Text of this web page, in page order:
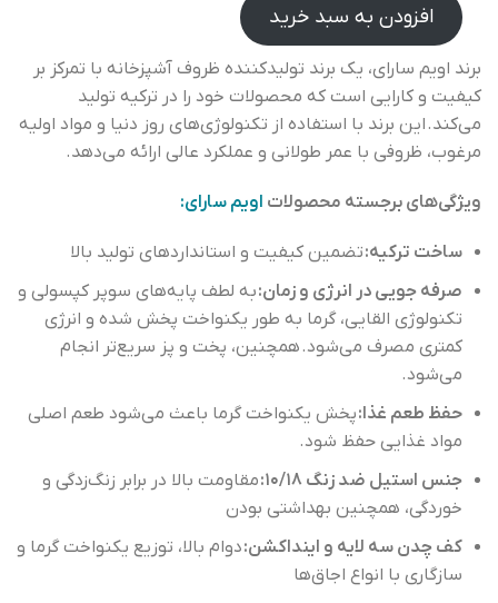
اصلی
تومان
بود.
تومان
است.
افزودن به سبد خرید
برند اویم سارای، یک برند تولیدکننده ظروف آشپزخانه با تمرکز بر
کیفیت و کارایی است که محصولات خود را در ترکیه تولید
می‌کند. این برند با استفاده از تکنولوژی‌های روز دنیا و مواد اولیه
مرغوب، ظروفی با عمر طولانی و عملکرد عالی ارائه می‌دهد.
ویژگی‌های برجسته محصولات اویم سارای:
ساخت ترکیه:تضمین کیفیت و استانداردهای تولید بالا
صرفه جویی در انرژی و زمان:به لطف پایه‌های سوپر کپسولی و
تکنولوژی القایی، گرما به طور یکنواخت پخش شده و انرژی
کمتری مصرف می‌شود. همچنین، پخت و پز سریع‌تر انجام
می‌شود.
حفظ طعم غذا:پخش یکنواخت گرما باعث می‌شود طعم اصلی
مواد غذایی حفظ شود.
جنس استیل ضد زنگ ۱۰/۱۸:
مقاومت بالا در برابر زنگ‌زدگی و
خوردگی، همچنین بهداشتی بودن
کف چدن سه لایه و اینداکشن:دوام بالا، توزیع یکنواخت گرما و
سازگاری با انواع اجاق‌ها